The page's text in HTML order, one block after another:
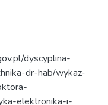
dyscyplina-
dr-hab/wykaz-
elektronika-i-